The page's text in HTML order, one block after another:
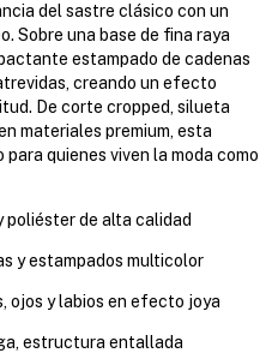
del sastre clásico con un
Sobre una base de fina raya
estampado de cadenas
creando un efecto
De corte cropped, silueta
materiales premium, esta
quienes viven la moda como
poliéster de alta calidad
y estampados multicolor
ojos y labios en efecto joya
estructura entallada